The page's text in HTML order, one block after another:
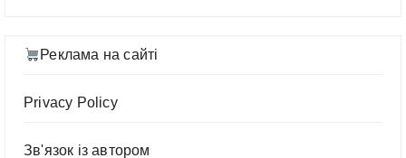
Реклама на сайті
Privacy Policy
Зв'язок із автором